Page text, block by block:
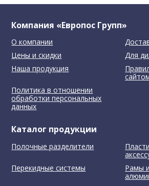
Компания «Европос Групп»
О компании
Цены и скидки
Для
Наша продукция
Политика в отношении
обработки персональных
данных
Каталог продукции
Полочные разделители
Перекидные системы
Рамы